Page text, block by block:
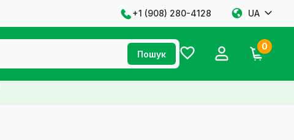
+1 ‪(908) 280-4128‬ UA
Пошук
0